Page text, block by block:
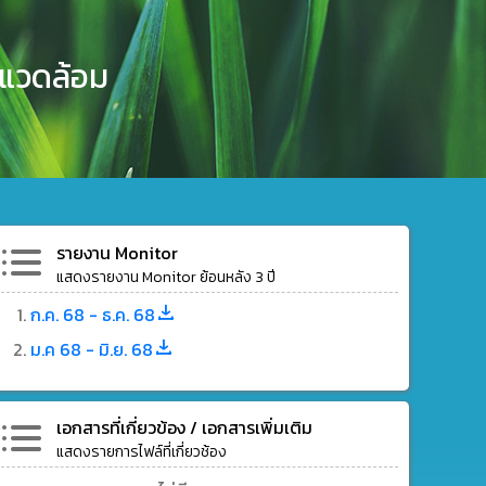
วดล้อม
รายงาน Monitor
แสดงรายงาน Monitor ย้อนหลัง 3 ปี
ก.ค. 68 - ธ.ค. 68
ม.ค 68 - มิ.ย. 68
เอกสารที่เกี่ยวข้อง / เอกสารเพิ่มเติม
แสดงรายการไฟล์ที่เกี่ยวช้อง